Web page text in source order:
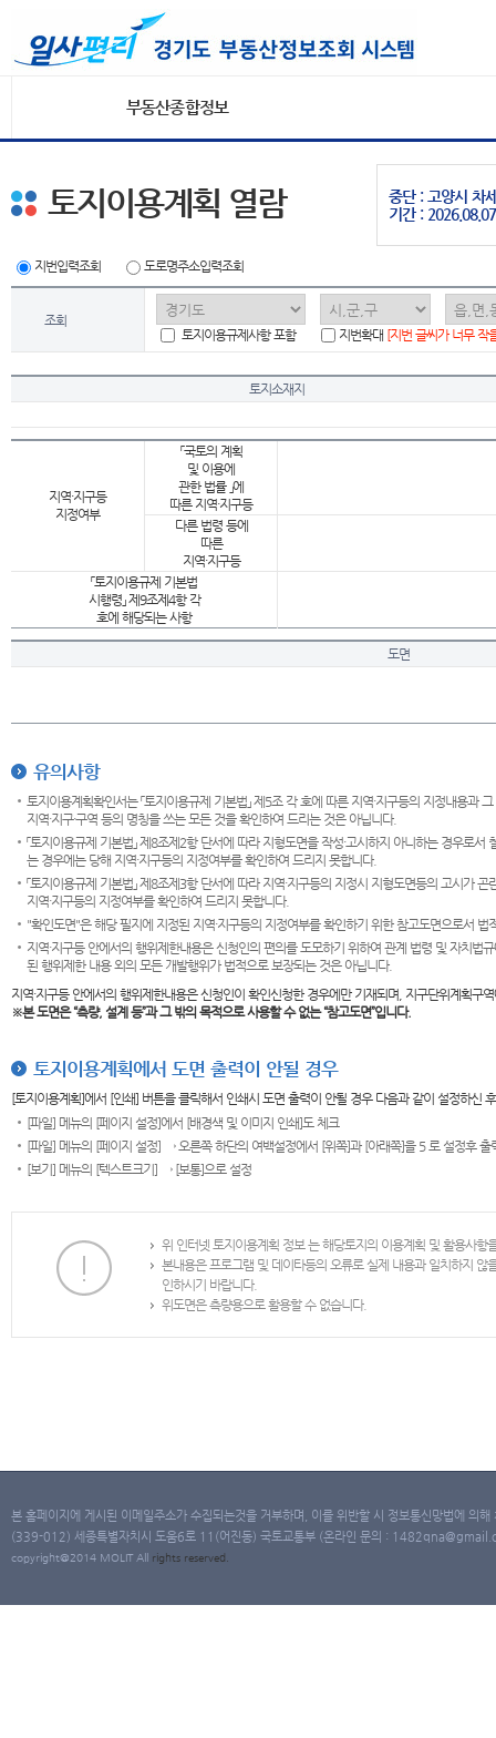
부동산종합정보
중단 : 고양시 차
기간 :
토지이용계획 열람
지번입력조회 도로명주소입력조회
조회
토지이용규제사항 포함
지번확대 [지번 글씨가 너무 작
토지소재지
지역·지구등
지정여부
「국토의 계획
및 이용에
관한 법률 」에
따른 지역·지구등
다른 법령 등에
따른
지역·지구등
「토지이용규제 기본법
시행령」 제9조제4항 각
호에 해당되는 사항
도면
유의사항
토지이용계획확인서는 「토지이용규제 기본법」 제5조 각 호에 따른 지역·지구등의 지정내용
지역·지구·구역 등의 명칭을 쓰는 모든 것을 확인하여 드리는 것은 아닙니다.
「토지이용규제 기본법」 제8조제2항 단서에 따라 지형도면을 작성·고시하지 아니하는 경우로
는 경우에는 당해 지역·지구등의 지정여부를 확인하여 드리지 못합니다.
「토지이용규제 기본법」 제8조제3항 단서에 따라 지역·지구등의 지정시 지형도면등의 고시가
지역·지구등의 지정여부를 확인하여 드리지 못합니다.
"확인도면"은 해당 필지에 지정된 지역·지구등의 지정여부를 확인하기 위한 참고도면으로서
지역·지구등 안에서의 행위제한내용은 신청인의 편의를 도모하기 위하여 관계 법령 및 자치
된 행위제한 내용 외의 모든 개발행위가 법적으로 보장되는 것은 아닙니다.
지역·지구등 안에서의 행위제한내용은 신청인이 확인신청한 경우에만 기재되며, 지구단위계획
※본 도면은“측량, 설계 등”과 그 밖의 목적으로 사용할 수 없는 “참고도면”입니다.
토지이용계획에서 도면 출력이 안될 경우
[토지이용계획]에서 [인쇄] 버튼을 클릭해서 인쇄시 도면 출력이 안될 경우 다음과 같이 설정하신
[파일] 메뉴의 [페이지 설정]에서 [배경색 및 이미지 인쇄]도 체크
[파일] 메뉴의 [페이지 설정] → 오른쪽 하단의 여백설정에서 [위쪽]과 [아래쪽]을 5 로 설정후 출
[보기] 메뉴의 [텍스트크기] → [보통]으로 설정
위 인터넷 토지이용계획 정보 는 해당토지의 이용계획 및 활용사
본내용은 프로그램 및 데이타등의 오류로 실제 내용과 일치하지
인하시기 바랍니다.
위도면은 측량용으로 활용할 수 없습니다.
본 홈페이지에 게시된 이메일주소가 수집되는것을 거부하며, 이를 위반할 시 정보통신망법에 의
(339-012) 세종특별자치시 도움6로 11(어진동) 국토교통부 (온라인 문의 :
copyright@2014 MOLIT All rights reserved.